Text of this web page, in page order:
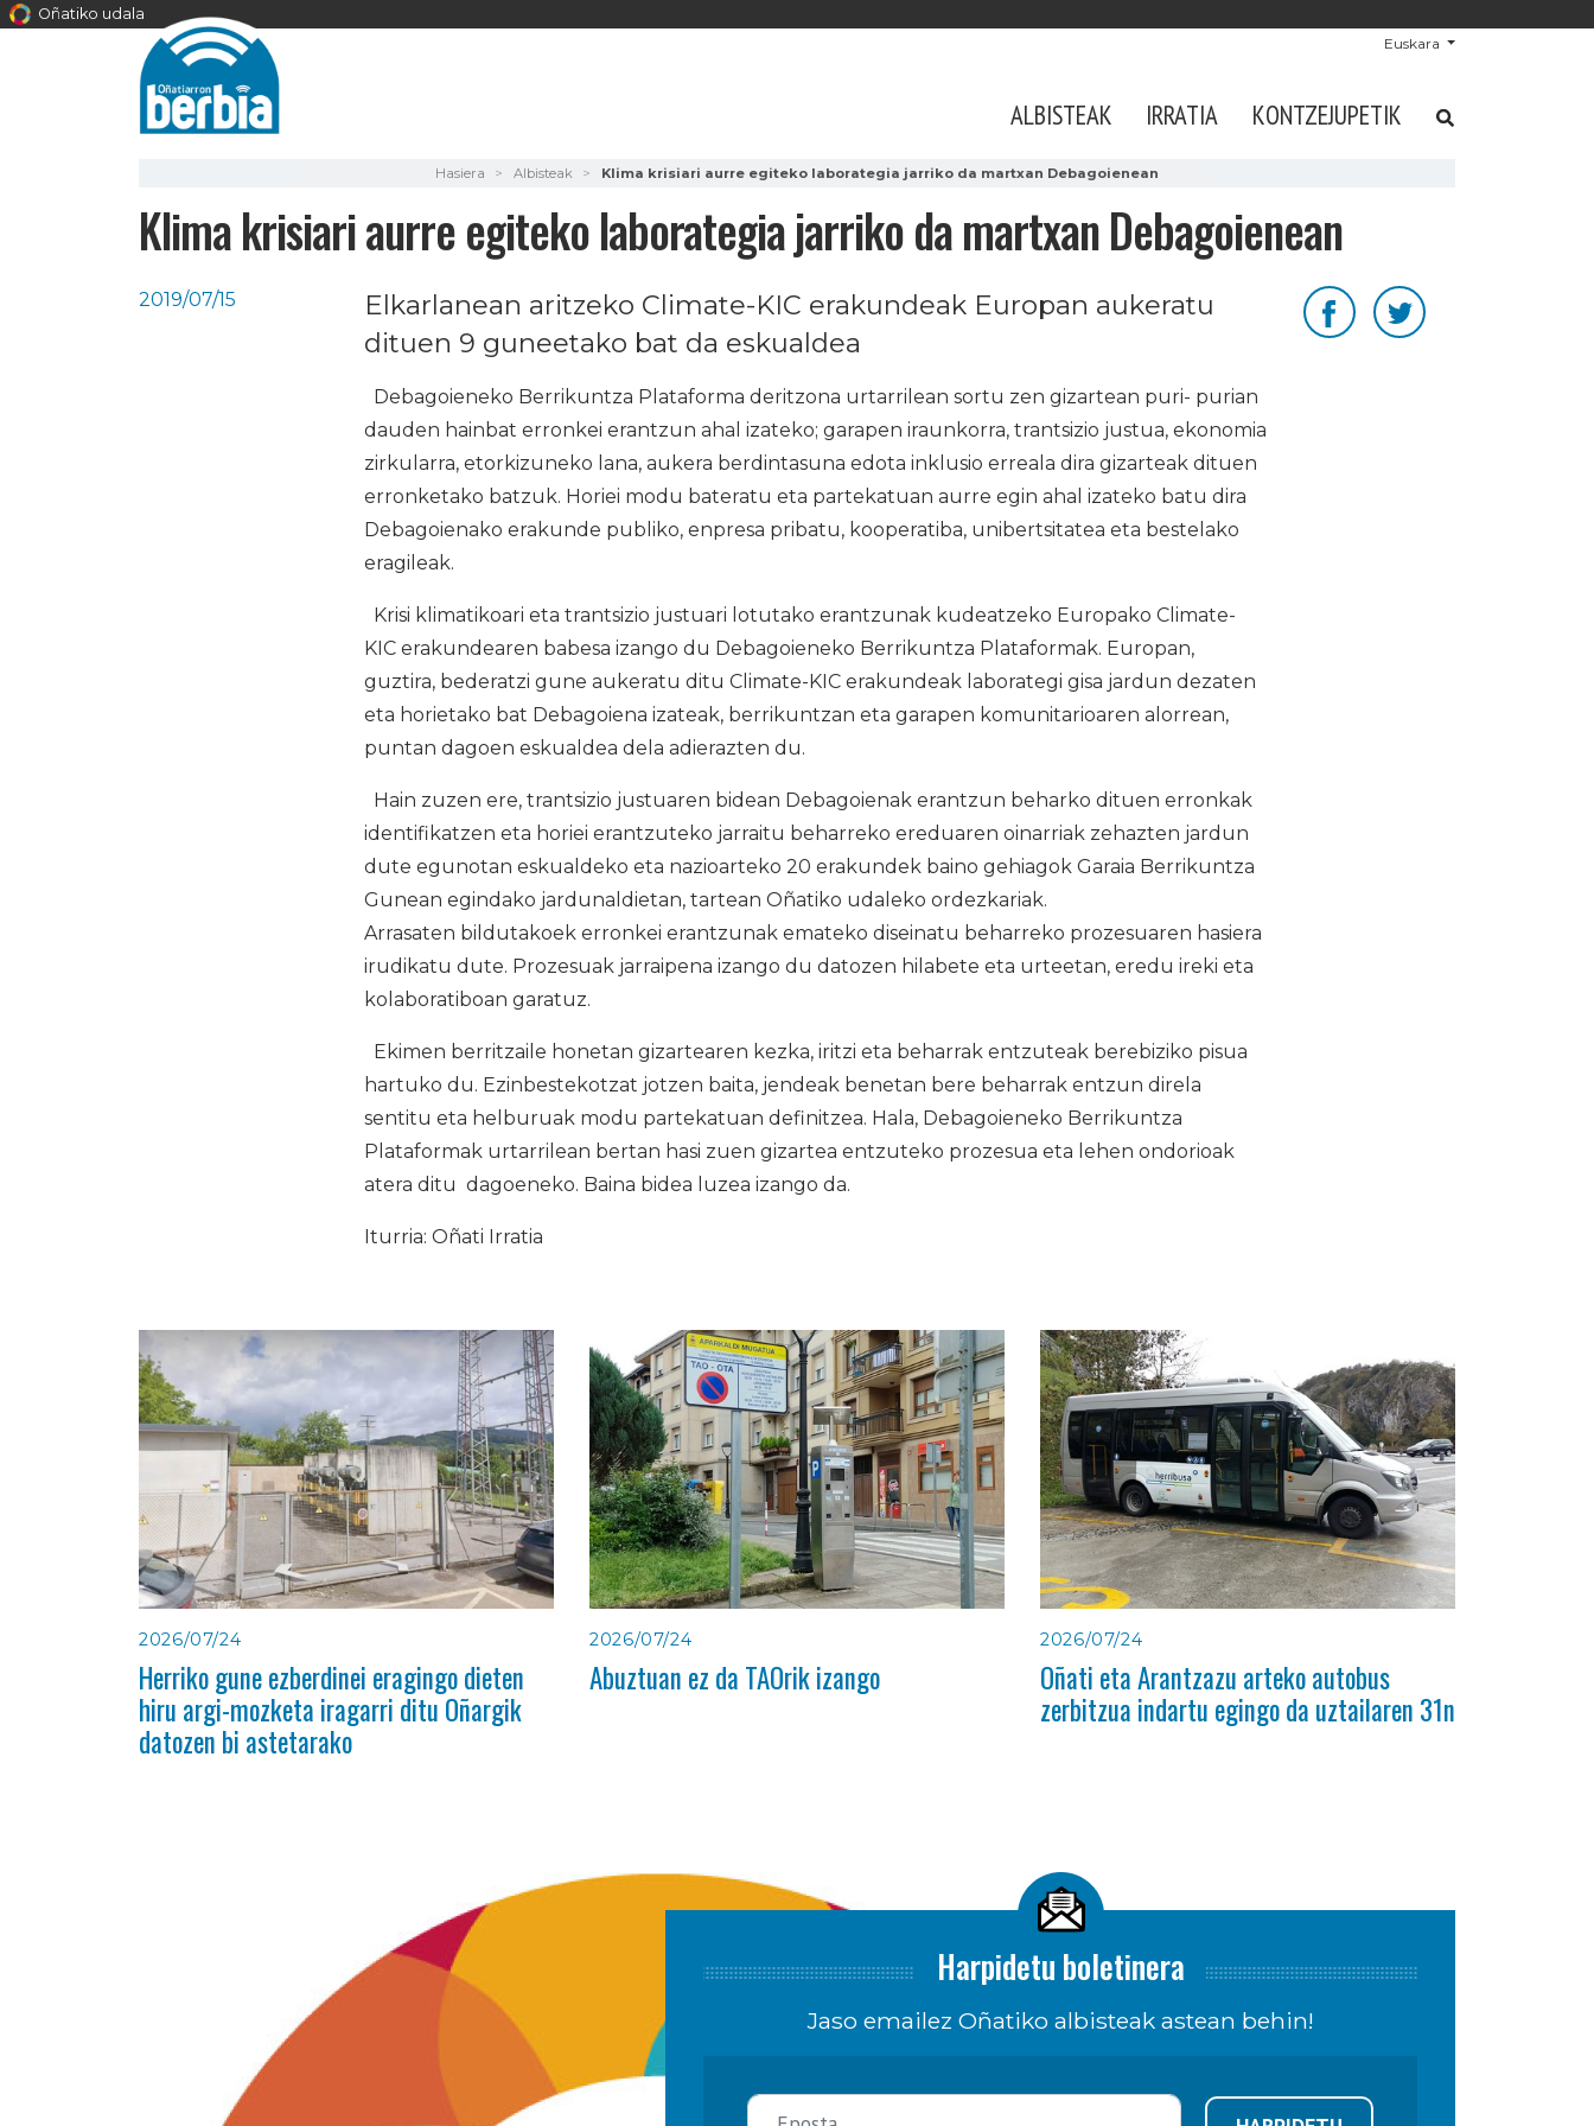
Oñatiko udala
Euskara
ALBISTEAK IRRATIA KONTZEJUPETIK
Hasiera Albisteak Klima krisiari aurre egiteko laborategia jarriko da martxan Debagoienean
Klima krisiari aurre egiteko laborategia jarriko da martxan Debagoienean
2019/07/15
Elkarlanean aritzeko Climate-KIC erakundeak Europan aukeratu
dituen 9 guneetako bat da eskualdea
Debagoieneko Berrikuntza Plataforma deritzona urtarrilean sortu zen gizartean puri- purian
dauden hainbat erronkei erantzun ahal izateko; garapen iraunkorra, trantsizio justua, ekonomia
zirkularra, etorkizuneko lana, aukera berdintasuna edota inklusio erreala dira gizarteak dituen
erronketako batzuk. Horiei modu bateratu eta partekatuan aurre egin ahal izateko batu dira
Debagoienako erakunde publiko, enpresa pribatu, kooperatiba, unibertsitatea eta bestelako
eragileak.
Krisi klimatikoari eta trantsizio justuari lotutako erantzunak kudeatzeko Europako Climate-
KIC erakundearen babesa izango du Debagoieneko Berrikuntza Plataformak. Europan,
guztira, bederatzi gune aukeratu ditu Climate-KIC erakundeak laborategi gisa jardun dezaten
eta horietako bat Debagoiena izateak, berrikuntzan eta garapen komunitarioaren alorrean,
puntan dagoen eskualdea dela adierazten du.
Hain zuzen ere, trantsizio justuaren bidean Debagoienak erantzun beharko dituen erronkak
identifikatzen eta horiei erantzuteko jarraitu beharreko ereduaren oinarriak zehazten jardun
dute egunotan eskualdeko eta nazioarteko 20 erakundek baino gehiagok Garaia Berrikuntza
Gunean egindako jardunaldietan, tartean Oñatiko udaleko ordezkariak.
Arrasaten bildutakoek erronkei erantzunak emateko diseinatu beharreko prozesuaren hasiera
irudikatu dute. Prozesuak jarraipena izango du datozen hilabete eta urteetan, eredu ireki eta
kolaboratiboan garatuz.
Ekimen berritzaile honetan gizartearen kezka, iritzi eta beharrak entzuteak berebiziko pisua
hartuko du. Ezinbestekotzat jotzen baita, jendeak benetan bere beharrak entzun direla
sentitu eta helburuak modu partekatuan definitzea. Hala, Debagoieneko Berrikuntza
Plataformak urtarrilean bertan hasi zuen gizartea entzuteko prozesua eta lehen ondorioak
atera ditu dagoeneko. Baina bidea luzea izango da.
Iturria: Oñati Irratia
2026/07/24
Herriko gune ezberdinei eragingo dieten
hiru argi-mozketa iragarri ditu Oñargik
datozen bi astetarako
2026/07/24
Abuztuan ez da TAOrik izango
2026/07/24
Oñati eta Arantzazu arteko autobus
zerbitzua indartu egingo da uztailaren 31n
Harpidetu boletinera
Jaso emailez Oñatiko albisteak astean behin!